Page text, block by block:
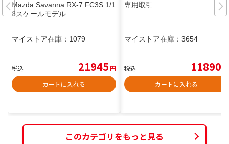
Mazda Savanna RX-7 FC3S 1/1
8スケールモデル
マイストア在庫： 1079
税込 21945円
カートに入れる
専用取引
マイストア在庫： 3654
税込 11890
カートに入れる
このカテゴリをもっと見る